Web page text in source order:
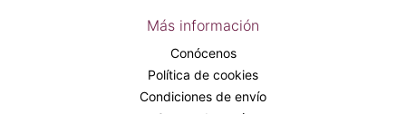
Más información
Conócenos
Política de cookies
Condiciones de envío